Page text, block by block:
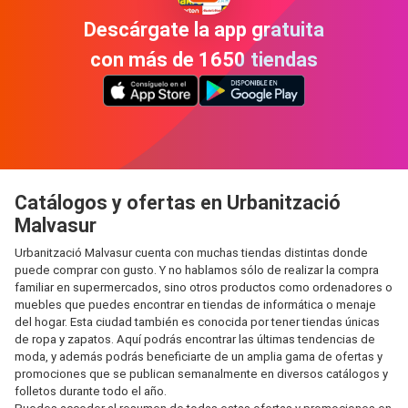
Descárgate la app gratuita
con más de 1650 tiendas
Catálogos y ofertas en Urbanització
Malvasur
Urbanització Malvasur cuenta con muchas tiendas distintas donde
puede comprar con gusto. Y no hablamos sólo de realizar la compra
familiar en supermercados, sino otros productos como ordenadores o
muebles que puedes encontrar en tiendas de informática o menaje
del hogar. Esta ciudad también es conocida por tener tiendas únicas
de ropa y zapatos. Aquí podrás encontrar las últimas tendencias de
moda, y además podrás beneficiarte de un amplia gama de ofertas y
promociones que se publican semanalmente en diversos catálogos y
folletos durante todo el año.